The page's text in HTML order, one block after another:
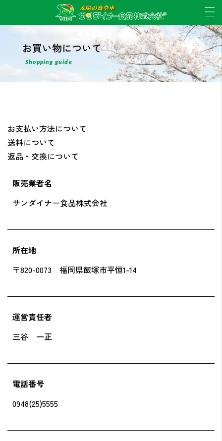
お買い物について
Shopping guide
お支払い方法について
送料について
返品・交換について
販売業者名
サンダイナー食品株式会社
所在地
〒820-0073 福岡県飯塚市平恒1-14
運営責任者
三谷 一正
電話番号
0948(25)5555